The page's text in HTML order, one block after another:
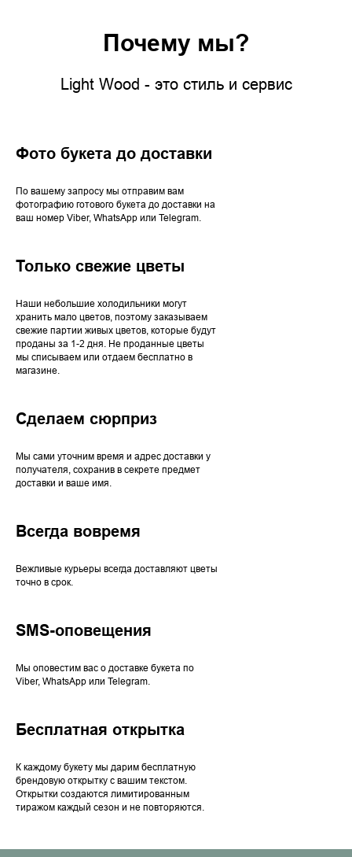
Почему мы?
Light Wood - это стиль и сервис
Фото букета до доставки
По вашему запросу мы отправим вам
фотографию готового букета до доставки на
ваш номер Viber, WhatsApp или Telegram.
Только свежие цветы
Наши небольшие холодильники могут
хранить мало цветов, поэтому заказываем
свежие партии живых цветов, которые будут
проданы за 1-2 дня. Не проданные цветы
мы списываем или отдаем бесплатно в
магазине.
Сделаем сюрприз
Мы сами уточним время и адрес доставки у
получателя, сохранив в секрете предмет
доставки и ваше имя.
Всегда вовремя
Вежливые курьеры всегда доставляют цветы
точно в срок.
SMS-оповещения
Мы оповестим вас о доставке букета по
Viber, WhatsApp или Telegram.
Бесплатная открытка
К каждому букету мы дарим бесплатную
брендовую открытку с вашим текстом.
Открытки создаются лимитированным
тиражом каждый сезон и не повторяются.